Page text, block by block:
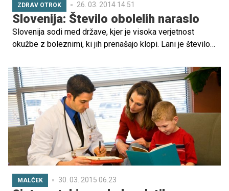
ZDRAV OTROK 26. 03. 2014 14.51
Slovenija: Število obolelih naraslo
Slovenija sodi med države, kjer je visoka verjetnost
okužbe z boleznimi, ki jih prenašajo klopi. Lani je število
bolezen, ki jo prenaša klop, in klopnim
meningoencefalitisom občutno poraslo. Strokovnjaki zato
opozarjajo na preventivo, saj se s toplejšimi meseci
prične tudi aktivnost klopov.
MALČEK 30. 03. 2015 06.23